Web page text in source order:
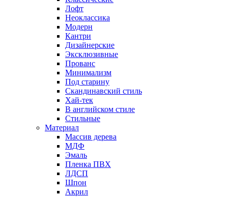
Лофт
Неоклассика
Модерн
Кантри
Дизайнерские
Эксклюзивные
Прованс
Минимализм
Под старину
Скандинавский стиль
Хай-тек
В английском стиле
Стильные
Материал
Массив дерева
МДФ
Эмаль
Пленка ПВХ
ЛДСП
Шпон
Акрил